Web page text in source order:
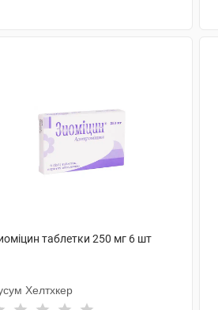
таблетки 250 мг 6 шт
Хелтхкер